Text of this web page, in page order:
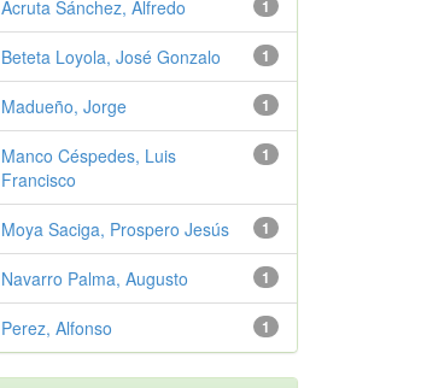
1
Acruta Sánchez, Alfredo
1
Beteta Loyola, José Gonzalo
1
Madueño, Jorge
1
Manco Céspedes, Luis
Francisco
1
Moya Saciga, Prospero Jesús
1
Navarro Palma, Augusto
1
Perez, Alfonso